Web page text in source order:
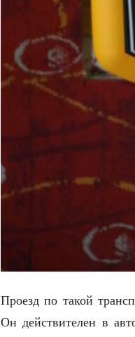
Проезд по такой
Он действителен в